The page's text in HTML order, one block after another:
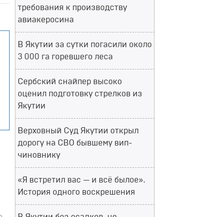
требования к производству
авиакеросина
В Якутии за сутки погасили около
3 000 га горевшего леса
Сербский снайпер высоко
оценил подготовку стрелков из
Якутии
Верховный Суд Якутии открыл
дорогу на СВО бывшему вип-
чиновнику
«Я встретил вас — и всё былое».
История одного воскрешения